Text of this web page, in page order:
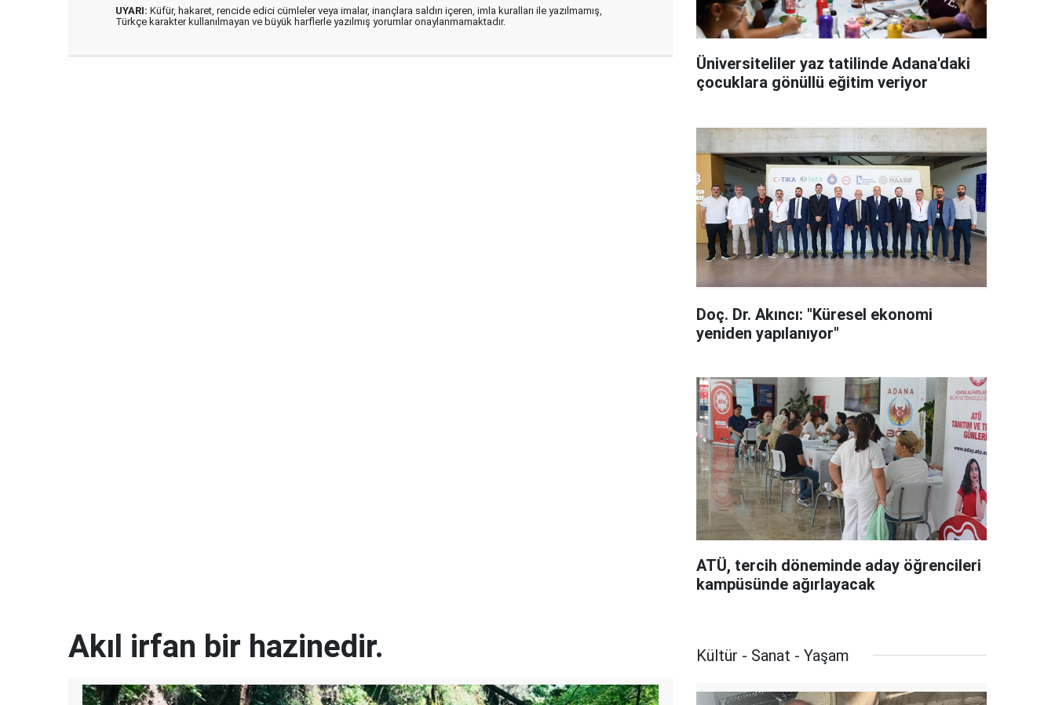
UYARI: Küfür, hakaret, rencide edici cümleler veya imalar, inançlara saldırı içeren, imla kuralları ile yazılmamış,
Türkçe karakter kullanılmayan ve büyük harflerle yazılmış yorumlar onaylanmamaktadır.
Üniversiteliler yaz tatilinde Adana'daki
çocuklara gönüllü eğitim veriyor
Doç. Dr. Akıncı: "Küresel ekonomi
yeniden yapılanıyor"
ATÜ, tercih döneminde aday öğrencileri
kampüsünde ağırlayacak
Akıl irfan bir hazinedir. Kültür - Sanat - Yaşam